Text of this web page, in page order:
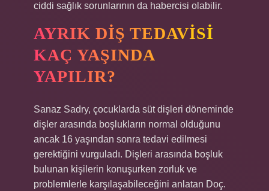
ciddi sağlık sorunlarının da habercisi olabilir.
AYRIK DIŞ TEDAVISI
KAÇ YAŞINDA
YAPILIR?
Sanaz Sadry, çocuklarda süt dişleri döneminde
dişler arasında boşlukların normal olduğunu
ancak 16 yaşından sonra tedavi edilmesi
gerektiğini vurguladı. Dişleri arasında boşluk
bulunan kişilerin konuşurken zorluk ve
problemlerle karşılaşabileceğini anlatan Doç.